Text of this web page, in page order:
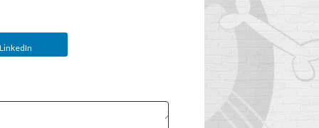
QUANDO
FIGLIO?
LinkedIn